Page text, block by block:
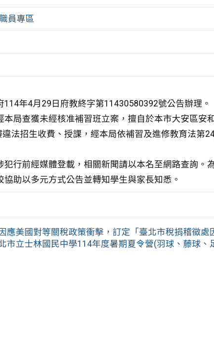
員專區
114年4月29日府教終字第11430580392號公告辦理。
本局查獲未經核准補習班立案，擅自於本市大安區安
法招生收費、授課，經本局依補習及進修教育法第
犯行前經媒體登載，相關新聞請以本名至網路查詢。
協助以多元方式公告並轉知學生與家長知悉。
應美國對等關稅政策衝擊，訂定「臺北市稅捐稽徵處
市立士林國民中學114年度暑期夏令營(羽球、藤球、